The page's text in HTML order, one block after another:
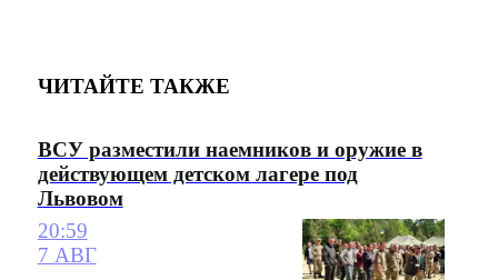
ЧИТАЙТЕ ТАКЖЕ
ВСУ разместили наемников и оружие в
действующем детском лагере под
Львовом
20:59
7 АВГ